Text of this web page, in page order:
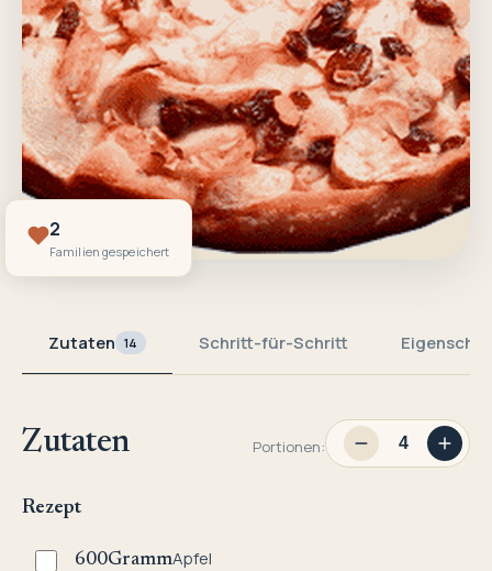
2
Familien gespeichert
Zutaten 14 Schritt-für-Schritt
Zutaten Portionen:
Rezept
600GrammApfel